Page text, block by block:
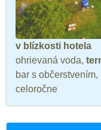
v blízkosti hotela
ohrievaná voda,
bar s
celoročne